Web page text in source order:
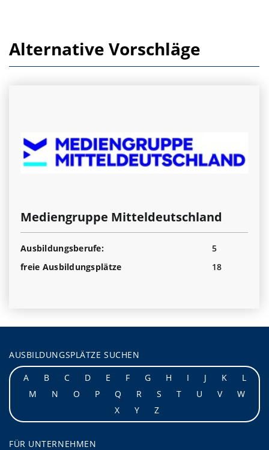
Alternative Vorschläge
Mediengruppe Mitteldeutschland
Ausbildungsberufe:
5
freie Ausbildungsplätze
18
AUSBILDUNGSPLÄTZE SUCHEN
A
B C D E F G H I J K
L
M
N O P Q R S T U V
W
X
Y Z
FÜR UNTERNEHMEN